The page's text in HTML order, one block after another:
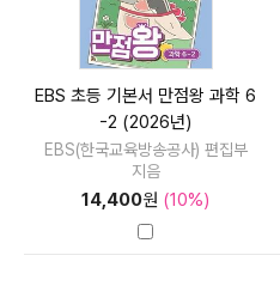
EBS 초등 기본서 만점왕 과학 6
-2 (2026년)
EBS(한국교육방송공사) 편집부
지음
14,400원 (10%)